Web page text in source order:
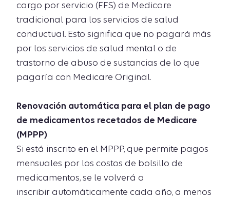
cargo por servicio (FFS) de Medicare
tradicional para los servicios de salud
conductual. Esto significa que no pagará más
por los servicios de salud mental o de
trastorno de abuso de sustancias de lo que
pagaría con Medicare Original.
Renovación automática para el plan de pago
de medicamentos recetados de Medicare
(MPPP)
Si está inscrito en el MPPP, que permite pagos
mensuales por los costos de bolsillo de
medicamentos, se le volverá a
inscribir automáticamente cada año, a menos